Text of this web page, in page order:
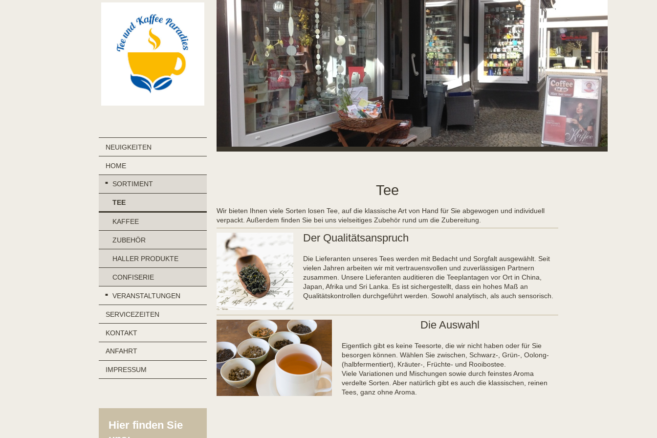
NEUIGKEITEN
HOME
SORTIMENT
TEE
KAFFEE
ZUBEHÖR
HALLER PRODUKTE
CONFISERIE
VERANSTALTUNGEN
SERVICEZEITEN
KONTAKT
ANFAHRT
IMPRESSUM
Hier finden Sie
Tee
Wir bieten Ihnen viele Sorten losen Tee, auf die klassische Art von Hand für Sie abgewogen und individuell
verpackt. Außerdem finden Sie bei uns vielseitiges Zubehör rund um die Zubereitung.
Der Qualitätsanspruch
Die Lieferanten unseres Tees werden mit Bedacht und Sorgfalt ausgewählt. Seit
vielen Jahren arbeiten wir mit vertrauensvollen und zuverlässigen Partnern
zusammen. Unsere Lieferanten auditieren die Teeplantagen vor Ort in China,
Japan, Afrika und Sri Lanka. Es ist sichergestellt, dass ein hohes Maß an
Qualitätskontrollen durchgeführt werden. Sowohl analytisch, als auch sensorisch.
Die Auswahl
Eigentlich gibt es keine Teesorte, die wir nicht haben oder für Sie
besorgen können. Wählen Sie zwischen, Schwarz-, Grün-, Oolong-
(halbfermentiert), Kräuter-, Früchte- und Rooibostee.
Viele Variationen und Mischungen sowie durch feinstes Aroma
verdelte Sorten. Aber natürlich gibt es auch die klassischen, reinen
Tees, ganz ohne Aroma.